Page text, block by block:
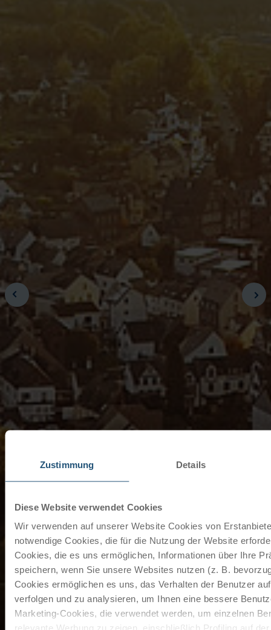
Zustimmung Details
Diese Website verwendet Cookies
Wir verwenden auf unserer Website Cookies von
notwendige Cookies, die für die Nutzung der Website
Cookies, die es uns ermöglichen, Informationen über Ihre
speichern, wenn Sie unsere Websites nutzen (z. B.
Cookies ermöglichen es uns, das Verhalten der Benutzer
verfolgen und zu analysieren, um Ihnen eine bessere
Marketing-Cookies, die verwendet werden, um einzelnen
relevante Werbung zu zeigen, einschließlich Profiling auf